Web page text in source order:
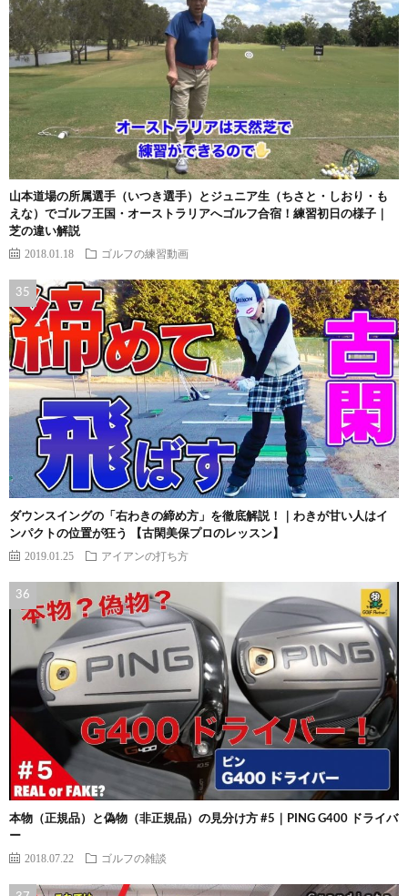
山本道場の所属選手（いつき選手）とジュニア生（ちさと・しおり・も
えな）でゴルフ王国・オーストラリアへゴルフ合宿！練習初日の様子｜
芝の違い解説
2018.01.18 ゴルフの練習動画
ダウンスイングの「右わきの締め方」を徹底解説！｜わきが甘い人はイ
ンパクトの位置が狂う 【古閑美保プロのレッスン】
2019.01.25 アイアンの打ち方
本物（正規品）と偽物（非正規品）の見分け方 #5｜PING G400 ドライバ
ー
2018.07.22 ゴルフの雑談